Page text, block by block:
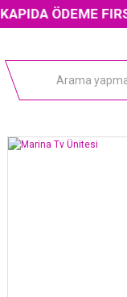
FIRSATI!